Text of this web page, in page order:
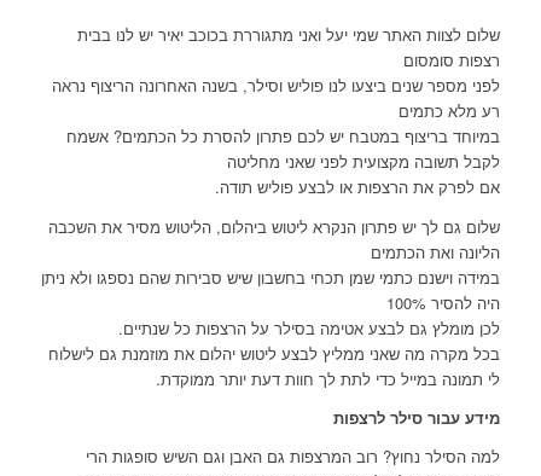
שלום לצוות האתר שמי יעל ואני מתגוררת בכוכב יאיר יש לנו בבית
רצפות סומסום
לפני מספר שנים ביצעו לנו פוליש וסילר, בשנה האחרונה הריצוף נראה
רע מלא כתמים
במיוחד בריצוף במטבח יש לכם פתרון להסרת כל הכתמים? אשמח
לקבל תשובה מקצועית לפני שאני מחליטה
אם לפרק את הרצפות או לבצע פוליש תודה.
שלום גם לך יש פתרון הנקרא ליטוש ביהלום, הליטוש מסיר את השכבה
הליונה ואת הכתמים
במידה וישנם כתמי שמן תכחי בחשבון שיש סבירות שהם נספגו ולא ניתן
היה להסיר 100%
לכן מומלץ גם לבצע אטימה בסילר על הרצפות כל שנתיים.
בכל מקרה מה שאני ממליץ לבצע ליטוש יהלום את מוזמנת גם לישלוח
לי תמונה במייל כדי לתת לך חוות דעת יותר ממוקדת.
מידע עבור סילר לרצפות
למה הסילר נחוץ? רוב המרצפות גם האבן וגם השיש סופגות הרי